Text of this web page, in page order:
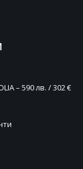
– 590 лв. / 302 €